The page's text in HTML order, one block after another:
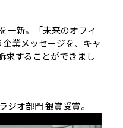
一新。「未来のオフィ
業メッセージを、キャ
求することができまし
ジオ部門 銀賞受賞。